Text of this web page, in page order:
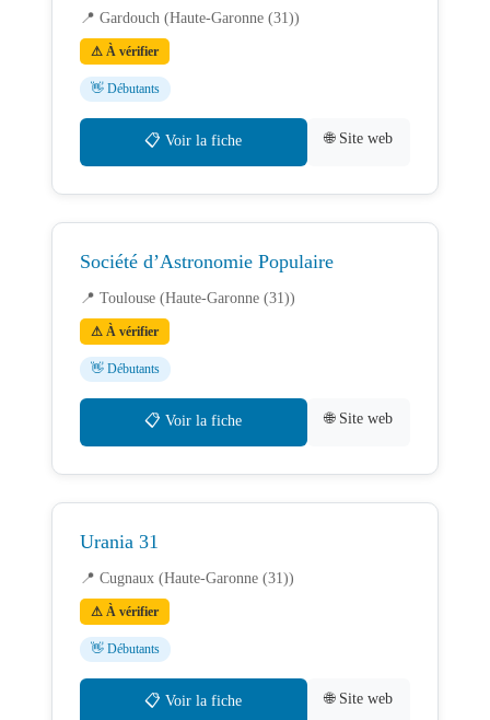
📍 Gardouch (Haute-Garonne (31))
⚠ À vérifier
👋 Débutants
📋 Voir la fiche 🌐 Site web
Société d’Astronomie Populaire
📍 Toulouse (Haute-Garonne (31))
⚠ À vérifier
👋 Débutants
📋 Voir la fiche 🌐 Site web
Urania 31
📍 Cugnaux (Haute-Garonne (31))
⚠ À vérifier
👋 Débutants
📋 Voir la fiche 🌐 Site web